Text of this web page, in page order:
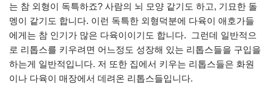
는 참 외형이 독특하죠? 사람의 뇌 모양 같기도 하고, 기묘한 돌
멩이 같기도 합니다. 이런 독특한 외형덕분에 다육이 애호가들
에게는 참 인기가 많은 다육이이기도 합니다. 그런데 일반적으
로 리톱스를 키우려면 어느정도 성장해 있는 리톱스들을 구입을
하는게 일반적입니다. 저 또한 집에서 키우는 리톱스들은 화원
이나 다육이 매장에서 데려온 리톱스들입니다.